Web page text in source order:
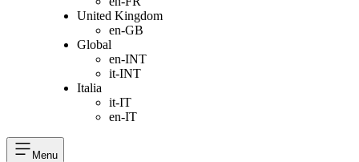
United Kingdom
en-GB
Global
en-INT
it-INT
Italia
it-IT
en-IT
Menu